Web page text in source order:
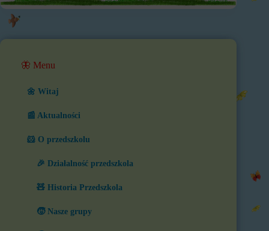
🦋 Menu
🌼 Witaj
📰 Aktualności
🐹 O przedszkolu
🎉 Działalność przedszkola
🧸 Historia Przedszkola
🧒 Nasze grupy